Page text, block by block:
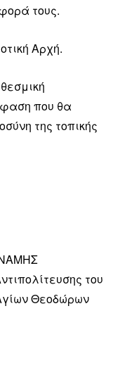
τους.
Αρχή.
που θα
της τοπικής
του
Θεοδώρων